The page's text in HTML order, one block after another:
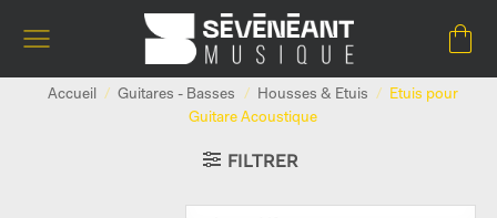
Accueil / Guitares - Basses / Housses & Etuis /
Etuis pour
Guitare Acoustique
FILTRER